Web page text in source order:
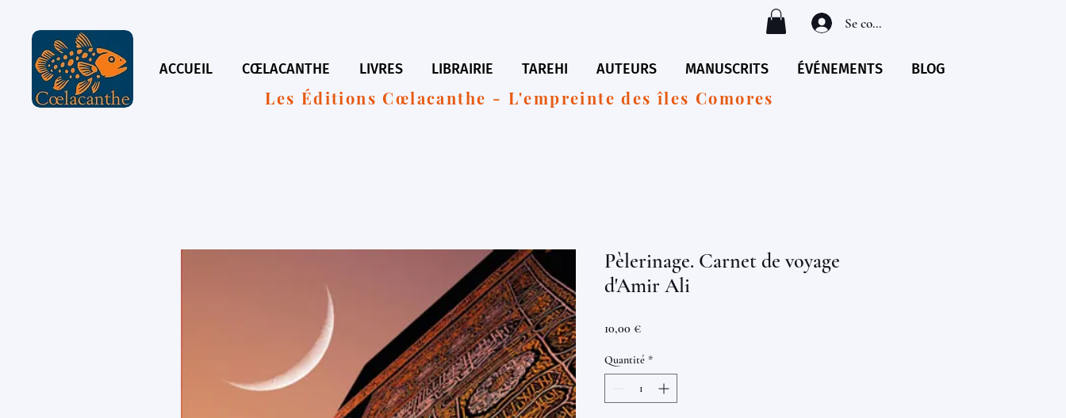
Se connecter
ACCUEIL CŒLACANTHE LIVRES LIBRAIRIE TAREHI AUTEURS MANUSCRITS ÉVÉNEMENTS BLOG
Les Éditions Cœlacanthe - L'empreinte des îles Comores
Pèlerinage. Carnet de voyage
d'Amir Ali
10,00 €Prix
Quantité *